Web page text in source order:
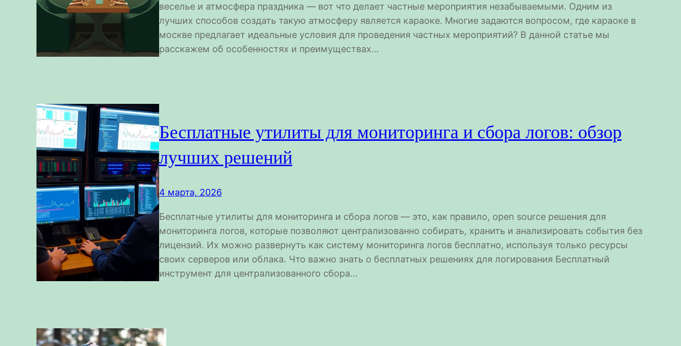
веселье и атмосфера праздника — вот что делает частные мероприятия незабываемыми. Одним из
лучших способов создать такую атмосферу является караоке. Многие задаются вопросом, где караоке в
москве предлагает идеальные условия для проведения частных мероприятий? В данной статье мы
расскажем об особенностях и преимуществах…
Бесплатные утилиты для мониторинга и сбора логов: обзор
лучших решений
4 марта, 2026
Бесплатные утилиты для мониторинга и сбора логов — это, как правило, open source решения для
мониторинга логов, которые позволяют централизованно собирать, хранить и анализировать события без
лицензий. Их можно развернуть как систему мониторинга логов бесплатно, используя только ресурсы
своих серверов или облака. Что важно знать о бесплатных решениях для логирования Бесплатный
инструмент для централизованного сбора…